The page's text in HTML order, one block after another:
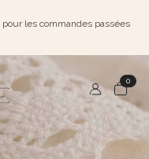
pour les commandes passées
0